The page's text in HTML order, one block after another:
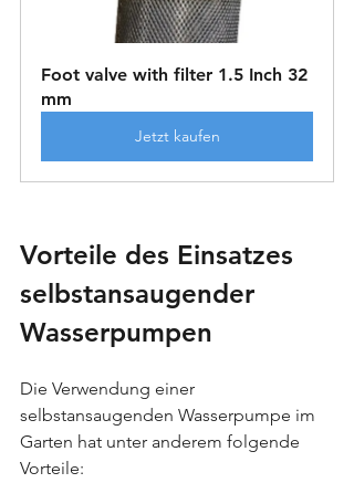
Foot valve with filter 1.5 Inch 32
mm
Jetzt kaufen
Vorteile des Einsatzes
selbstansaugender
Wasserpumpen
Die Verwendung einer
selbstansaugenden Wasserpumpe im
Garten hat unter anderem folgende
Vorteile: